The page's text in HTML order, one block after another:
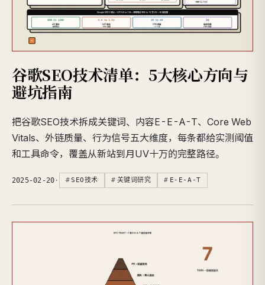
谷歌SEO技术清单：5大核心方向与
避坑指南
把谷歌SEO技术拆成关键词、内容E-E-A-T、Core Web
Vitals、外链质量、行为信号五大维度，每条都给实测阈值
和工具命令，覆盖从新站到月UV十万的完整路径。
2025-02-20 · SEO技术 关键词研究 E-E-A-T